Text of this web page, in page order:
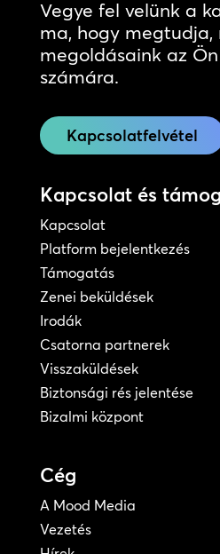
Vegye fel velünk a
ma, hogy
megoldásaink az
számára.
Kapcsolatfelvétel
Kapcsolat és
Kapcsolat
Platform bejelentkezés
Támogatás
Zenei beküldések
Irodák
Csatorna partnerek
Visszaküldések
Biztonsági rés jelentése
Bizalmi központ
Cég
A Mood Media
Vezetés